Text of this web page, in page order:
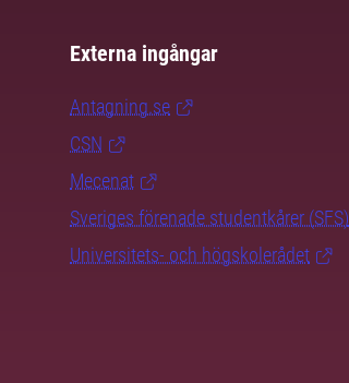
Externa ingångar
Antagning.se
CSN
Mecenat
Sveriges förenade studentkårer (SFS)
Universitets- och högskolerådet